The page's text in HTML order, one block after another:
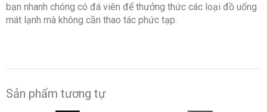
bạn nhanh chóng có đá viên để thưởng thức các loại đồ uống
mát lạnh mà không cần thao tác phức tạp.
Sản phẩm tương tự